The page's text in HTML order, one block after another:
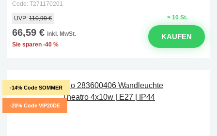
Code: T271170201
> 10 St.
UVP: 110,99 €
66,59 € inkl. MwSt.
Sie sparen -40 %
KAUFEN
-14% Code SOMMER
-20% Code VIP20DE